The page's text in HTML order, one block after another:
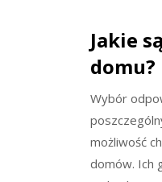
Jakie
domu?
Wybór
możliwość
domów. Ich